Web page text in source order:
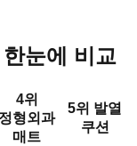
눈에 비교
4위
정형외과
매트
5위 발열
쿠션